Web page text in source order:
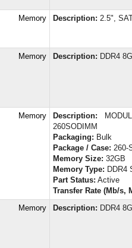
Memory
Description: 2.5",
Memory
Description: DDR4
Memory
Description:
260SODIMM
Packaging: Bulk
Package / Case: 260-
Memory Size: 32GB
Memory Type: DDR4
Part Status: Active
Transfer Rate (Mb/s,
Memory
Description: DDR4